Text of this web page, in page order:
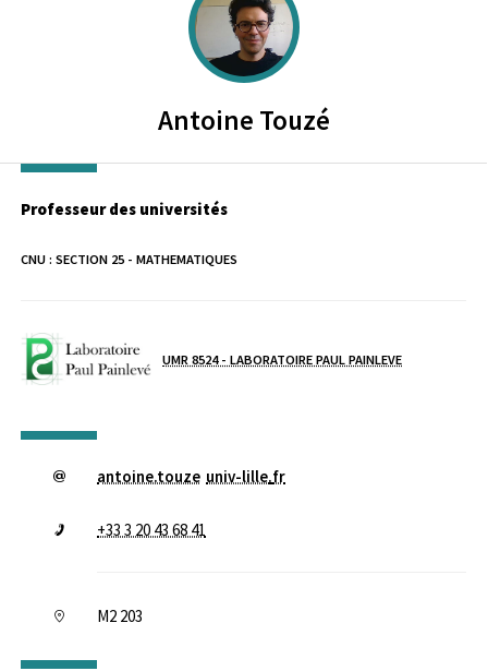
Antoine Touzé
Professeur des universités
CNU : SECTION 25 - MATHEMATIQUES
UMR 8524 - LABORATOIRE PAUL PAINLEVE
antoine.touze univ-lille.fr
+33 3 20 43 68 41
M2 203